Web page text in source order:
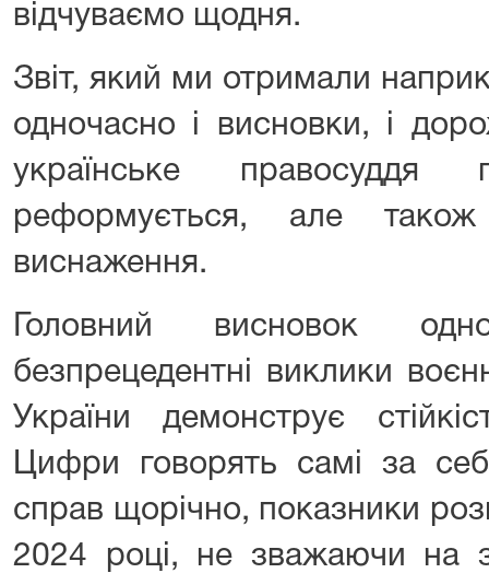
відчуваємо щодня.
Звіт, який ми отримали
одночасно і висновки, і
українське правосуддя
реформується, але
виснаження.
Головний висновок
безпрецедентні виклики
України демонструє
Цифри говорять самі за
справ щорічно, показники
2024 році, не зважаючи на